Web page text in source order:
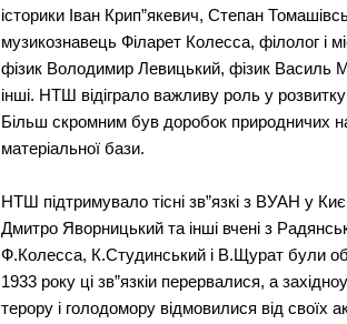
історики Іван Крип”якевич, Степан
музикознавець Філарет Колесса, філолог і
фізик Володимир Левицький, фізик Василь
інші. НТШ відіграло важливу роль у розвитку
Більш скромним був доробок природничих
матеріальної бази.
НТШ підтримувало тісні зв”язкі з ВУАН у
Дмитро Яворницький та інші вчені з
Ф.Колесса, К.Студинський і В.Щурат були
1933 року ці зв”язкіи перервалися, а
терору і голодомору відмовилися від своїх